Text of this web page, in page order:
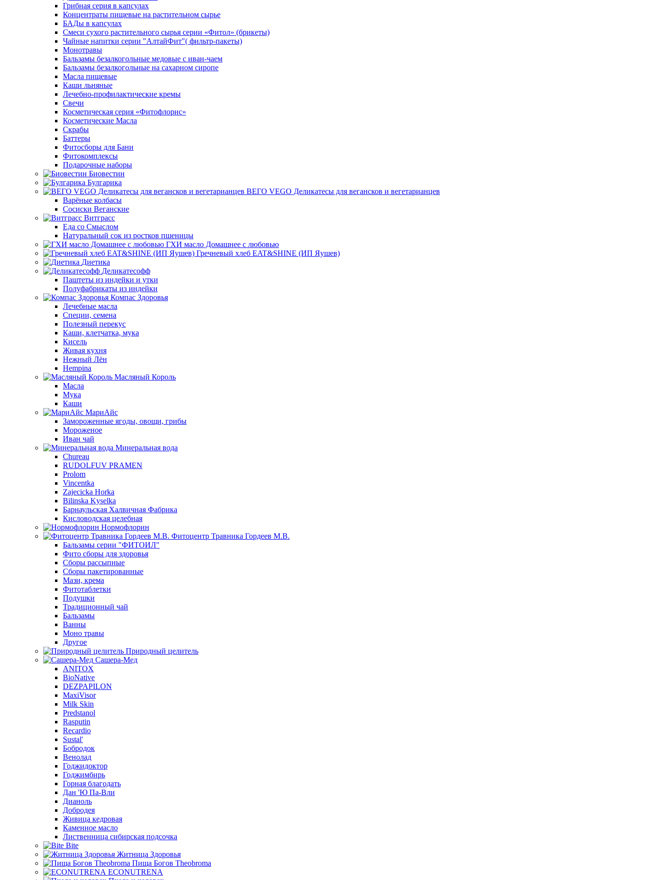
Грибная серия в капсулах
Концентраты пищевые на растительном сырье
БАДы в капсулах
Смеси сухого растительного сырья серии «Фитол» (брикеты)
Чайные напитки серии "АлтайФит"( фильтр-пакеты)
Монотравы
Бальзамы безалкогольные медовые с иван-чаем
Бальзамы безалкогольные на сахарном сиропе
Масла пищевые
Каши льняные
Лечебно-профилактические кремы
Свечи
Косметическая серия «Фитофлорис»
Косметические Масла
Скрабы
Баттеры
Фитосборы для Бани
Фитокомплексы
Подарочные наборы
Биовестин
Булгарика
ВЕГО VEGO Деликатесы для вегансков и вегетарианцев
Варёные колбасы
Сосиски Веганские
Витграсс
Еда со Смыслом
Натуральный сок из ростков пшеницы
ГХИ масло Домашнее с любовью
Гречневый хлеб EAT&SHINE (ИП Яушев)
Диетика
Деликатесофф
Паштеты из индейки и утки
Полуфабрикаты из индейки
Компас Здоровья
Лечебные масла
Специи, семена
Полезный перекус
Каши, клетчатка, мука
Кисель
Живая кухня
Нежный Лён
Hempina
Масляный Король
Масла
Мука
Каши
МариАйс
Замороженные ягоды, овощи, грибы
Мороженое
Иван чай
Минеральная вода
Chureau
RUDOLFUV PRAMEN
Prolom
Vincentka
Zajecicka Horka
Bilinska Kyselka
Барнаульская Халвичная Фабрика
Кисловодская целебная
Нормофлорин
Фитоцентр Травника Гордеев М.В.
Бальзамы серии "ФИТОИЛ"
Фито сборы для здоровья
Сборы рассыпные
Сборы пакетированные
Мази, крема
Фитотаблетки
Подушки
Традиционный чай
Бальзамы
Ванны
Моно травы
Другое
Природный целитель
Сашера-Мед
ANITOX
BioNative
DEZPAPILON
MaxiVisor
Milk Skin
Predstanol
Rasputin
Recardio
Sustal'
Бобродок
Венолад
Годжидоктор
Годжимбирь
Горная благодать
Дан 'Ю Па-Вли
Дианоль
Добродея
Живица кедровая
Каменное масло
Лиственница сибирская подсочка
Bite
Житница Здоровья
Пища Богов Theobroma
ECONUTRENA